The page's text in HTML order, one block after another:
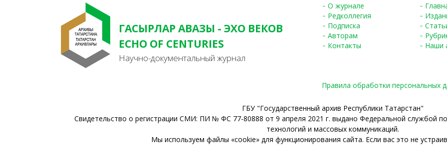
ГАСЫРЛАР АВАЗЫ - ЭХО ВЕКОВ
ECHO OF CENTURIES
Научно-документальный журнал
О журнале
Редколлегия
Подписка
Авторам
Контакты
Наши
Правила обработки персональных
ГБУ "Государственный архив Республики Татарстан"
Свидетельство о регистрации СМИ: ПИ № ФС 77-80888 от 9 апреля 2021 г. выдано Федеральной службой
технологий и массовых коммуникаций.
Мы используем файлы «cookie» для функционирования сайта. Если вас это не